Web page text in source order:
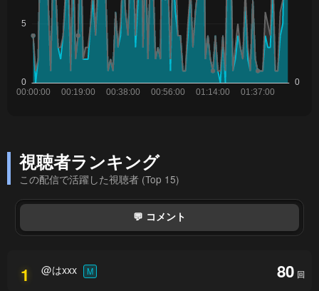
視聴者ランキング
この配信で活躍した視聴者 (Top 15)
💬 コメント
1 @はxxx M 80 回